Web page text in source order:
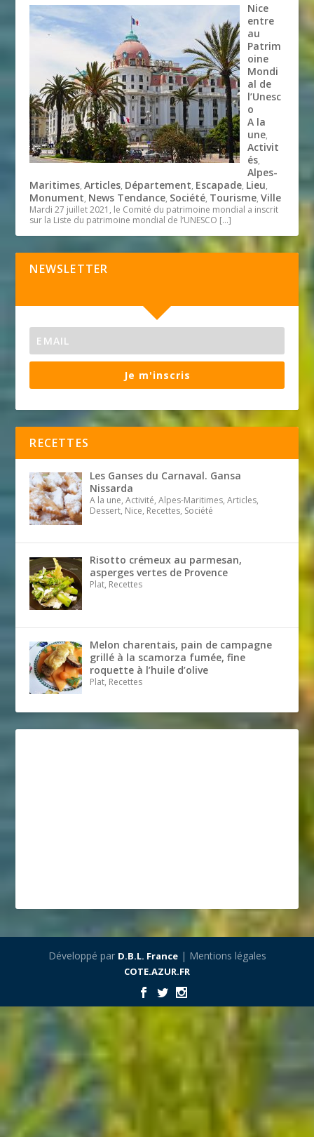
Nice
entre
au
Patrim
oine
Mondi
al de
l’Unesc
o
A la
une,
Activit
és,
Alpes-
Maritimes,Articles, Département, Escapade, Lieu,
Monument, News Tendance, Société, Tourisme,Ville
Mardi 27 juillet 2021, le Comité du patrimoine mondial a inscrit
sur la Liste du patrimoine mondial de l’UNESCO […]
NEWSLETTER
Je m'inscris
RECETTES
Les Ganses du Carnaval. Gansa
Nissarda
A la une, Activité, Alpes-Maritimes, Articles,
Dessert, Nice, Recettes, Société
Risotto crémeux au parmesan,
asperges vertes de Provence
Plat, Recettes
Melon charentais, pain de campagne
grillé à la scamorza fumée, fine
roquette à l’huile d’olive
Plat, Recettes
Développé par D.B.L. France| Mentions légales
COTE.AZUR.FR